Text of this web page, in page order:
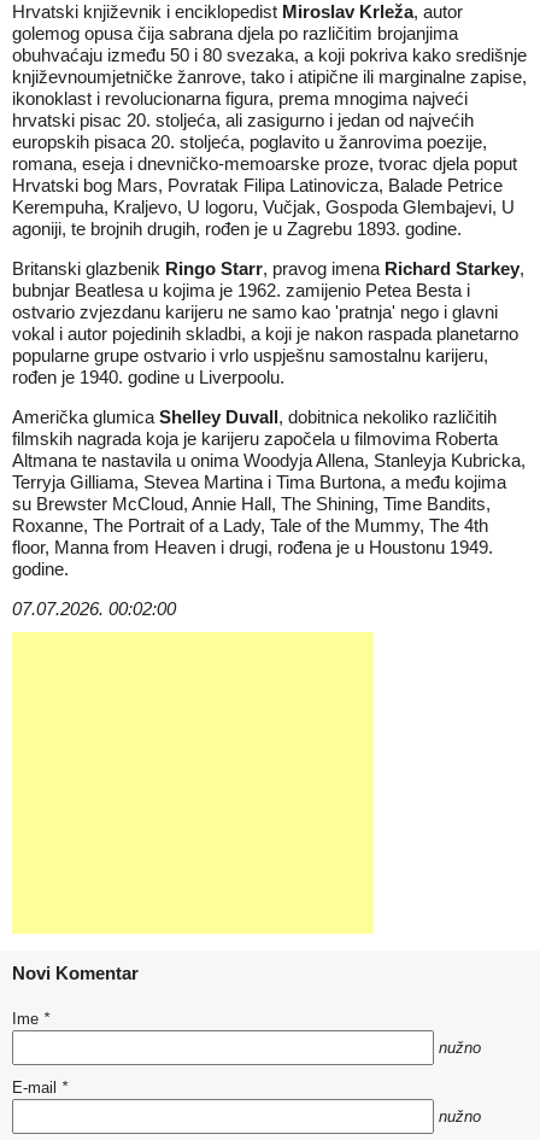
Hrvatski književnik i enciklopedist Miroslav Krleža, autor
golemog opusa čija sabrana djela po različitim brojanjima
obuhvaćaju između 50 i 80 svezaka, a koji pokriva kako središnje
književnoumjetničke žanrove, tako i atipične ili marginalne zapise,
ikonoklast i revolucionarna figura, prema mnogima najveći
hrvatski pisac 20. stoljeća, ali zasigurno i jedan od najvećih
europskih pisaca 20. stoljeća, poglavito u žanrovima poezije,
romana, eseja i dnevničko-memoarske proze, tvorac djela poput
Hrvatski bog Mars, Povratak Filipa Latinovicza, Balade Petrice
Kerempuha, Kraljevo, U logoru, Vučjak, Gospoda Glembajevi, U
agoniji, te brojnih drugih, rođen je u Zagrebu 1893. godine.
Britanski glazbenik Ringo Starr, pravog imena Richard Starkey,
bubnjar Beatlesa u kojima je 1962. zamijenio Petea Besta i
ostvario zvjezdanu karijeru ne samo kao 'pratnja' nego i glavni
vokal i autor pojedinih skladbi, a koji je nakon raspada planetarno
popularne grupe ostvario i vrlo uspješnu samostalnu karijeru,
rođen je 1940. godine u Liverpoolu.
Američka glumica Shelley Duvall, dobitnica nekoliko različitih
filmskih nagrada koja je karijeru započela u filmovima Roberta
Altmana te nastavila u onima Woodyja Allena, Stanleyja Kubricka,
Terryja Gilliama, Stevea Martina i Tima Burtona, a među kojima
su Brewster McCloud, Annie Hall, The Shining, Time Bandits,
Roxanne, The Portrait of a Lady, Tale of the Mummy, The 4th
floor, Manna from Heaven i drugi, rođena je u Houstonu 1949.
godine.
07.07.2026. 00:02:00
Novi Komentar
Ime *
nužno
E-mail *
nužno